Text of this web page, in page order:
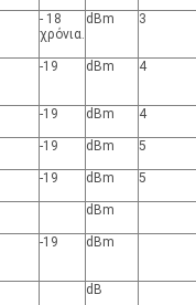
- 18
χρόνια.
dBm 3
-19 dBm 4
-19 dBm 4
-19 dBm 5
-19 dBm 5
dBm
-19 dBm
dB